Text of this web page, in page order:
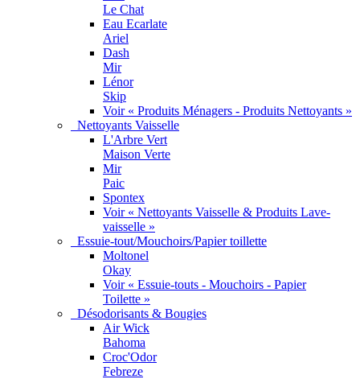
Le Chat
Eau Ecarlate
Ariel
Dash
Mir
Lénor
Skip
Voir « Produits Ménagers - Produits Nettoyants »
Nettoyants Vaisselle
L'Arbre Vert
Maison Verte
Mir
Paic
Spontex
Voir « Nettoyants Vaisselle & Produits Lave-
vaisselle »
Essuie-tout/Mouchoirs/Papier toillette
Moltonel
Okay
Voir « Essuie-touts - Mouchoirs - Papier
Toilette »
Désodorisants & Bougies
Air Wick
Bahoma
Croc'Odor
Febreze